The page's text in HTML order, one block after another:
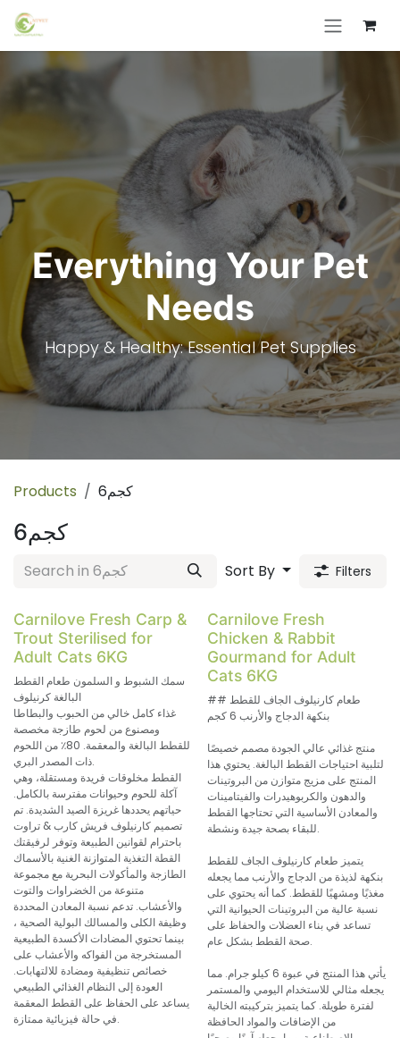
Skip to Content
Everything Your Pet
Needs
Happy & Healthy: Essential Pet Supplies
Products 6كجم
6كجم
Sort By Filters
Carnilove Fresh Carp &
Trout Sterilised for
Adult Cats 6KG
سمك الشبوط و السلمون طعام القطط
البالغة كرنيلوف
غذاء كامل خالي من الحبوب والبطاطا
ومصنوع من لحوم طازجة مخصصة
للقطط البالغة والمعقمة. 80٪ من اللحوم
ذات المصدر البري.
القطط مخلوقات فريدة ومستقلة، وهي
آكلة للحوم وحيوانات مفترسة بالكامل.
حياتهم يحددها غريزة الصيد الشديدة. تم
تصميم كارنيلوف فريش كارب & تراوت
باحترام لقوانين الطبيعة وتوفر لرفيقتك
القطة التغذية المتوازنة الغنية بالأسماك
الطازجة والمأكولات البحرية مع مجموعة
متنوعة من الخضراوات والتوت
والأعشاب. تدعم نسبة المعادن المحددة
وظيفة الكلى والمسالك البولية الصحية ،
بينما تحتوي المضادات الأكسدة الطبيعية
المستخرجة من الفواكه والأعشاب على
خصائص تنظيفية ومضادة للالتهابات.
العودة إلى النظام الغذائي الطبيعي
يساعد على الحفاظ على القطط المعقمة
في حالة فيزيائية ممتازة.
Carnilove Fresh
Chicken & Rabbit
Gourmand for Adult
Cats 6KG
## طعام كارنيلوف الجاف للقطط
بنكهة الدجاج والأرنب 6 كجم
منتج غذائي عالي الجودة مصمم خصيصًا
لتلبية احتياجات القطط البالغة. يحتوي هذا
المنتج على مزيج متوازن من البروتينات
والدهون والكربوهيدرات والفيتامينات
والمعادن الأساسية التي تحتاجها القطط
للبقاء بصحة جيدة ونشطة.
يتميز طعام كارنيلوف الجاف للقطط
بنكهة لذيذة من الدجاج والأرنب مما يجعله
مغذيًا ومشهيًا للقطط. كما أنه يحتوي على
نسبة عالية من البروتينات الحيوانية التي
تساعد في بناء العضلات والحفاظ على
صحة القطط بشكل عام.
يأتي هذا المنتج في عبوة 6 كيلو جرام. مما
يجعله مثالي للاستخدام اليومي والمستمر
لفترة طويلة. كما يتميز بتركيبته الخالية
من الإضافات والمواد الحافظة